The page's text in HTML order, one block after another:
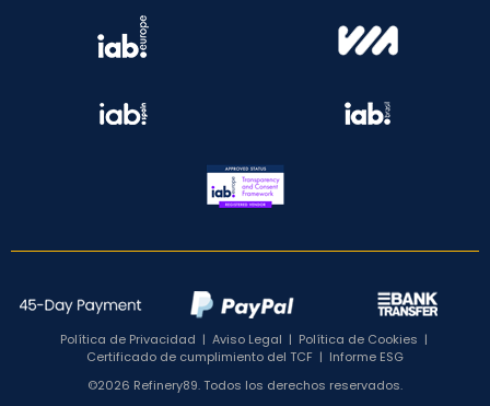
Política de Privacidad | Aviso Legal | Política de Cookies |
Certificado de cumplimiento del TCF | Informe ESG
©2026 Refinery89. Todos los derechos reservados.